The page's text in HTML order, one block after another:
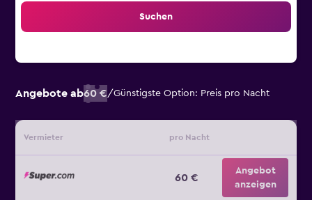
Suchen
Angebote ab60 €/Günstigste Option: Preis pro Nacht
Vermieter pro Nacht
60 €
Angebot
anzeigen